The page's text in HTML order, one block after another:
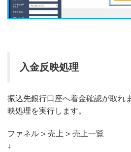
入金反映処理
振込先銀行口座へ着金確認が取れ
映処理を実行します。
ファネル > 売上 > 売上一覧
↓